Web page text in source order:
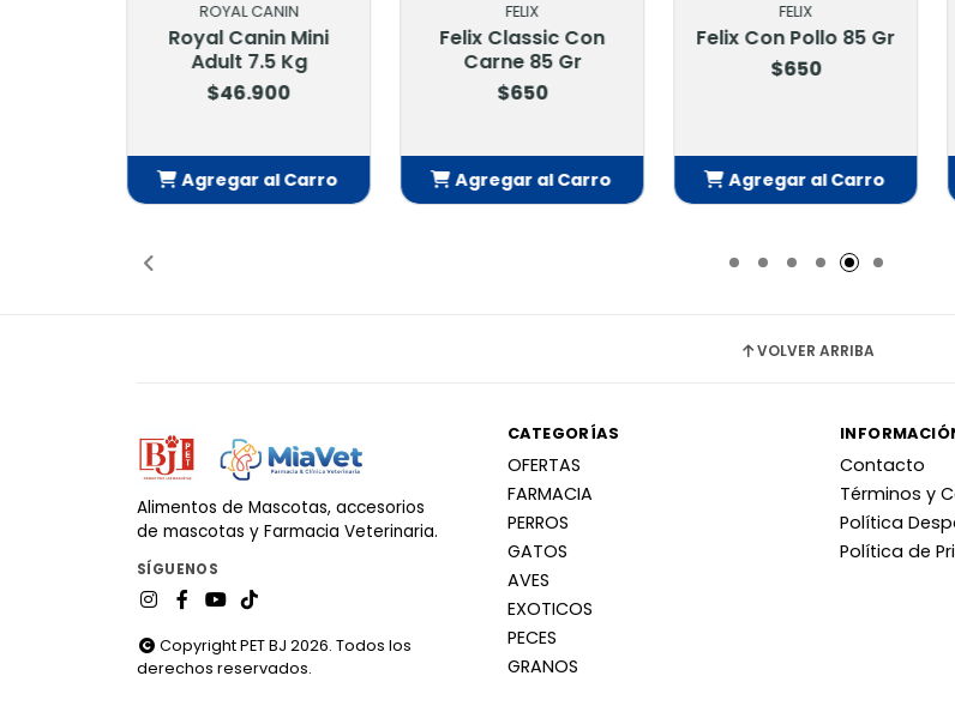
FELIX
Felix Classic Con
Carne 85 Gr
$650
Agregar al Carro
FELIX
Felix Con Pollo 85 Gr
$650
Agregar al Carro
CAT CHOW
Cat Chow Gatitos
19.5 Kg
Agregar al Carro
VOLVER ARRIBA
Alimentos de Mascotas, accesorios
de mascotas y Farmacia Veterinaria.
SÍGUENOS
Copyright PET BJ 2026. Todos los
derechos reservados.
CATEGORÍAS
OFERTAS
FARMACIA
PERROS
GATOS
AVES
EXOTICOS
PECES
GRANOS
Contacto
Términos y
Política
Política de